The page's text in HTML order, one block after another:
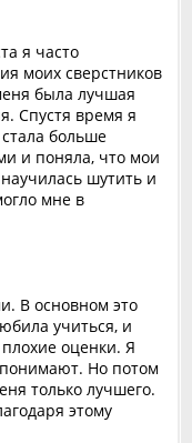
я часто
моих сверстников
была лучшая
Спустя время я
больше
и поняла, что мои
шутить и
мне в
В основном это
учиться, и
оценки. Я
Но потом
только лучшего.
этому